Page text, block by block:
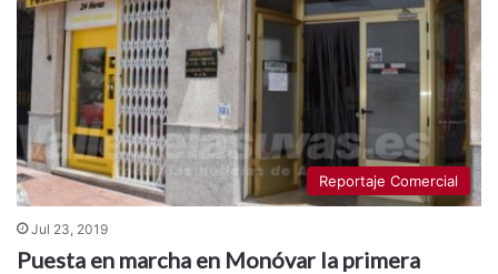
Reportaje Comercial
Jul 23, 2019
Puesta en marcha en Monóvar la primera